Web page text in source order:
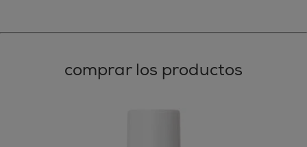
comprar los productos